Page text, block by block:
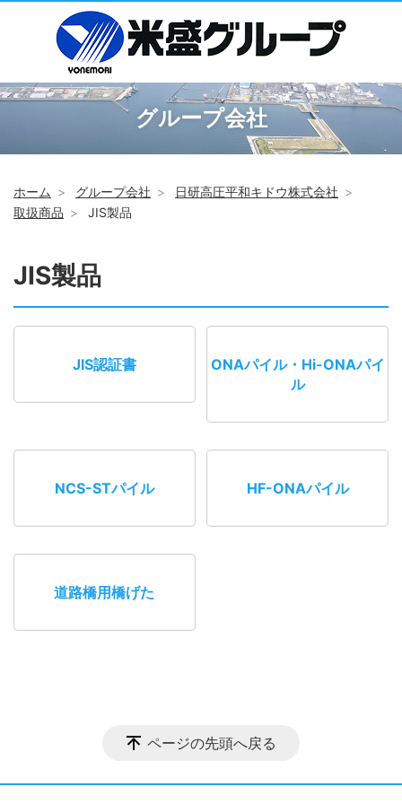
グループ会社
ホーム グループ会社
日研高圧平和キドウ株式会社
取扱商品
JIS製品
JIS製品
JIS認証書
ONAパイル・Hi-ONAパイ
ル
NCS-STパイル HF-ONAパイル
道路橋用橋げた
ページの先頭へ戻る